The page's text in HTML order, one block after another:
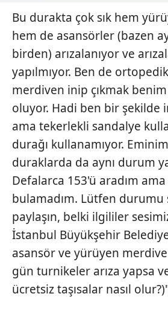
Bu durakta çok sık hem
hem de asansörler (bazen
birden) arızalanıyor ve
yapılmıyor. Ben de
merdiven inip çıkmak
oluyor. Hadi ben bir şekilde
ama tekerlekli sandalye
durağı kullanamıyor.
duraklarda da aynı durum
Defalarca 153'ü aradım
bulamadım. Lütfen durumu
paylaşın, belki ilgililer
İstanbul Büyükşehir
asansör ve yürüyen
gün turnikeler arıza yapsa
ücretsiz taşısalar nasıl